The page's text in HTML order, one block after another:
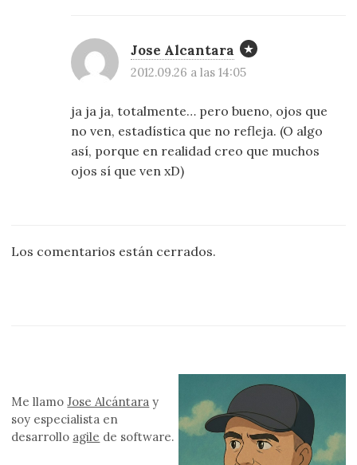
Jose Alcantara
2012.09.26 a las 14:05
ja ja ja, totalmente… pero bueno, ojos que
no ven, estadística que no refleja. (O algo
así, porque en realidad creo que muchos
ojos sí que ven xD)
Los comentarios están cerrados.
Me llamoJose Alcántara y
soy especialista en
desarrollo agile de software.